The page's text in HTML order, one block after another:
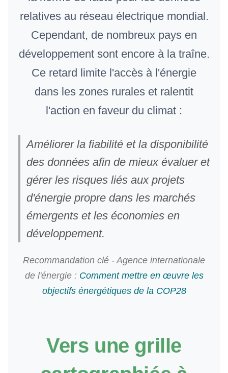
relatives au réseau électrique mondial.
Cependant, de nombreux pays en
développement sont encore à la traîne.
Ce retard limite l'accès à l'énergie
dans les zones rurales et ralentit
l'action en faveur du climat :
Améliorer la fiabilité et la disponibilité
des données afin de mieux évaluer et
gérer les risques liés aux projets
d'énergie propre dans les marchés
émergents et les économies en
développement.
Recommandation clé - Agence internationale
de l'énergie : Comment mettre en œuvre les
objectifs énergétiques de la COP28
Vers une grille